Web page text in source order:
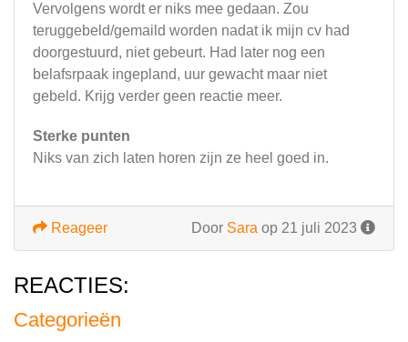
Categorieën
Vervolgens wordt er niks mee gedaan. Zou
teruggebeld/gemaild worden nadat ik mijn cv had
doorgestuurd, niet gebeurt. Had later nog een
belafsrpaak ingepland, uur gewacht maar niet
gebeld. Krijg verder geen reactie meer.
Sterke punten
Niks van zich laten horen zijn ze heel goed in.
Door Sara op 21 juli 2023
Reageer
REACTIES: